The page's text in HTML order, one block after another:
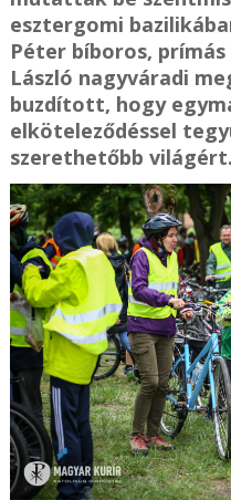
esztergomi
Péter bíboros,
László nagyváradi
buzdított, hogy
elköteleződéssel
szerethetőbb világért.